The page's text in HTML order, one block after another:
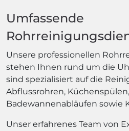
Umfassende
Unsere professionellen
stehen Ihnen rund um die
sind spezialisiert auf die
Abflussrohren,
Badewannenabläufen sowie
Unser erfahrenes Team von